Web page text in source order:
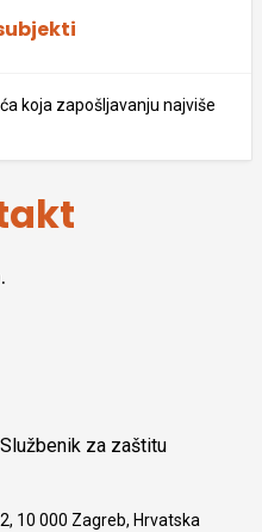
koja zapošljavanju najviše
za zaštitu
10 000 Zagreb, Hrvatska